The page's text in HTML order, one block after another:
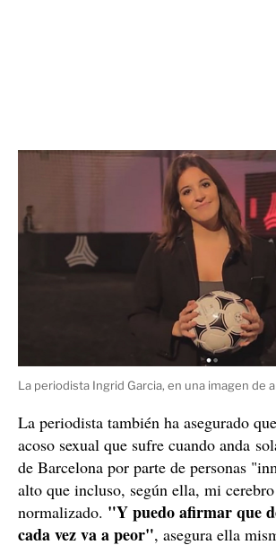
La periodista Ingrid Garcia, en una imagen de
La periodista también ha asegurado
acoso sexual que sufre cuando anda
de Barcelona por parte de personas
alto que incluso, según ella, mi
normalizado. "Y puedo afirmar que
cada vez va a peor", asegura ella